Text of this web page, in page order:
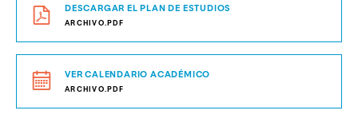
DESCARGAR EL PLAN DE ESTUDIOS
ARCHIVO.PDF
VER CALENDARIO ACADÉMICO
ARCHIVO.PDF